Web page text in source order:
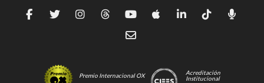
Premio Internacional OX
Acreditación
Institucional